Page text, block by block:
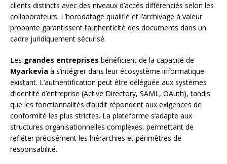
clients distincts avec des niveaux d’accès différenciés selon les
collaborateurs. L’horodatage qualifié et l’archivage à valeur
probante garantissent l’authenticité des documents dans un
cadre juridiquement sécurisé.
Les grandes entreprises bénéficient de la capacité de
Myarkevia à s’intégrer dans leur écosystème informatique
existant. L’authentification peut être déléguée aux systèmes
d’identité d’entreprise (Active Directory, SAML, OAuth), tandis
que les fonctionnalités d’audit répondent aux exigences de
conformité les plus strictes. La plateforme s’adapte aux
structures organisationnelles complexes, permettant de
refléter précisément les hiérarchies et périmètres de
responsabilité.